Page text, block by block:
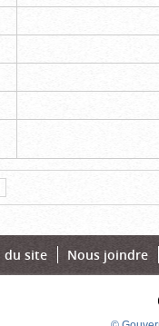
du site Nous joindre